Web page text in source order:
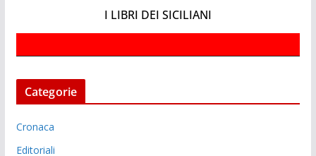
I LIBRI DEI SICILIANI
Categorie
Cronaca
Editoriali